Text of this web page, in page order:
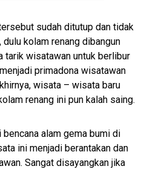
sudah ditutup dan tidak
kolam renang dibangun
tarik wisatawan untuk berlibur
primadona wisatawan
wisata – wisata baru
renang ini pun kalah saing.
alam gema bumi di
ini menjadi berantakan dan
Sangat disayangkan jika